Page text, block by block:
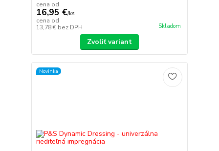
cena od
16,95 €/ks
cena od
13,78 € bez DPH Skladom
Zvoliť variant
Novinka